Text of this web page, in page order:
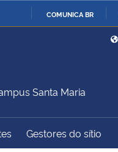
COMUNICA BR
da Defesa
do
Santa Maria
Gestores do sítio